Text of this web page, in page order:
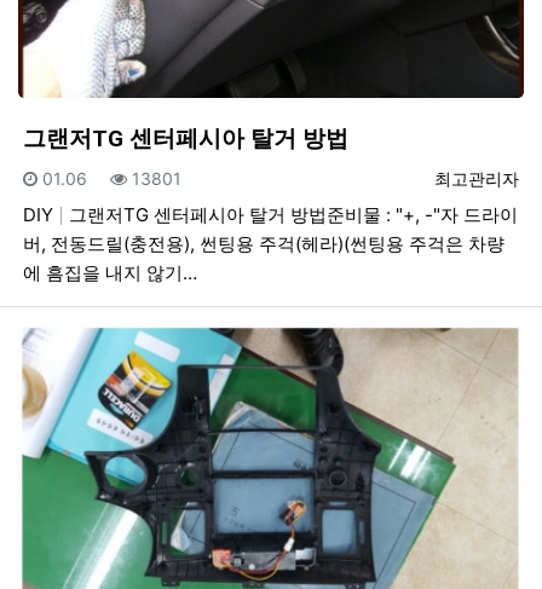
그랜저TG 센터페시아 탈거 방법
등록자
최고관리자
등록일
01.06 조회
13801
DIY
그랜저TG 센터페시아 탈거 방법준비물 : "+, -"자 드라이
버, 전동드릴(충전용), 썬팅용 주걱(헤라)(썬팅용 주걱은 차량
에 흠집을 내지 않기…